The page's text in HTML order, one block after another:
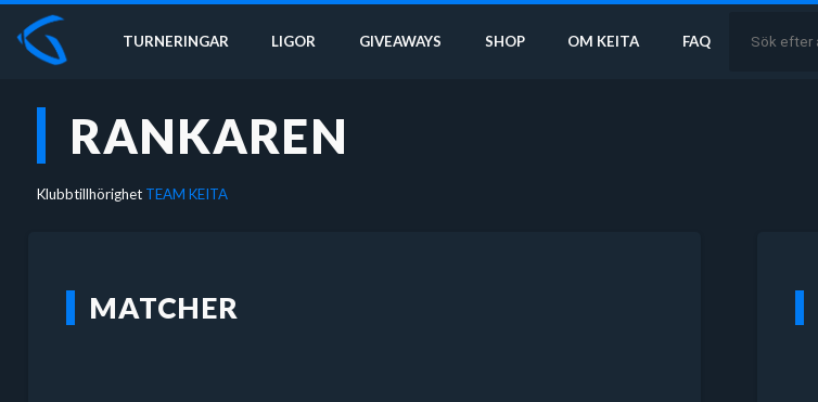
TURNERINGAR LIGOR GIVEAWAYS SHOP OM KEITA FAQ
RANKAREN
Klubbtillhörighet TEAM KEITA
MATCHER